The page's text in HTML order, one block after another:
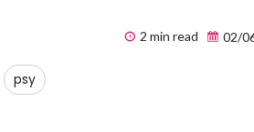
2 min read 02/
psy